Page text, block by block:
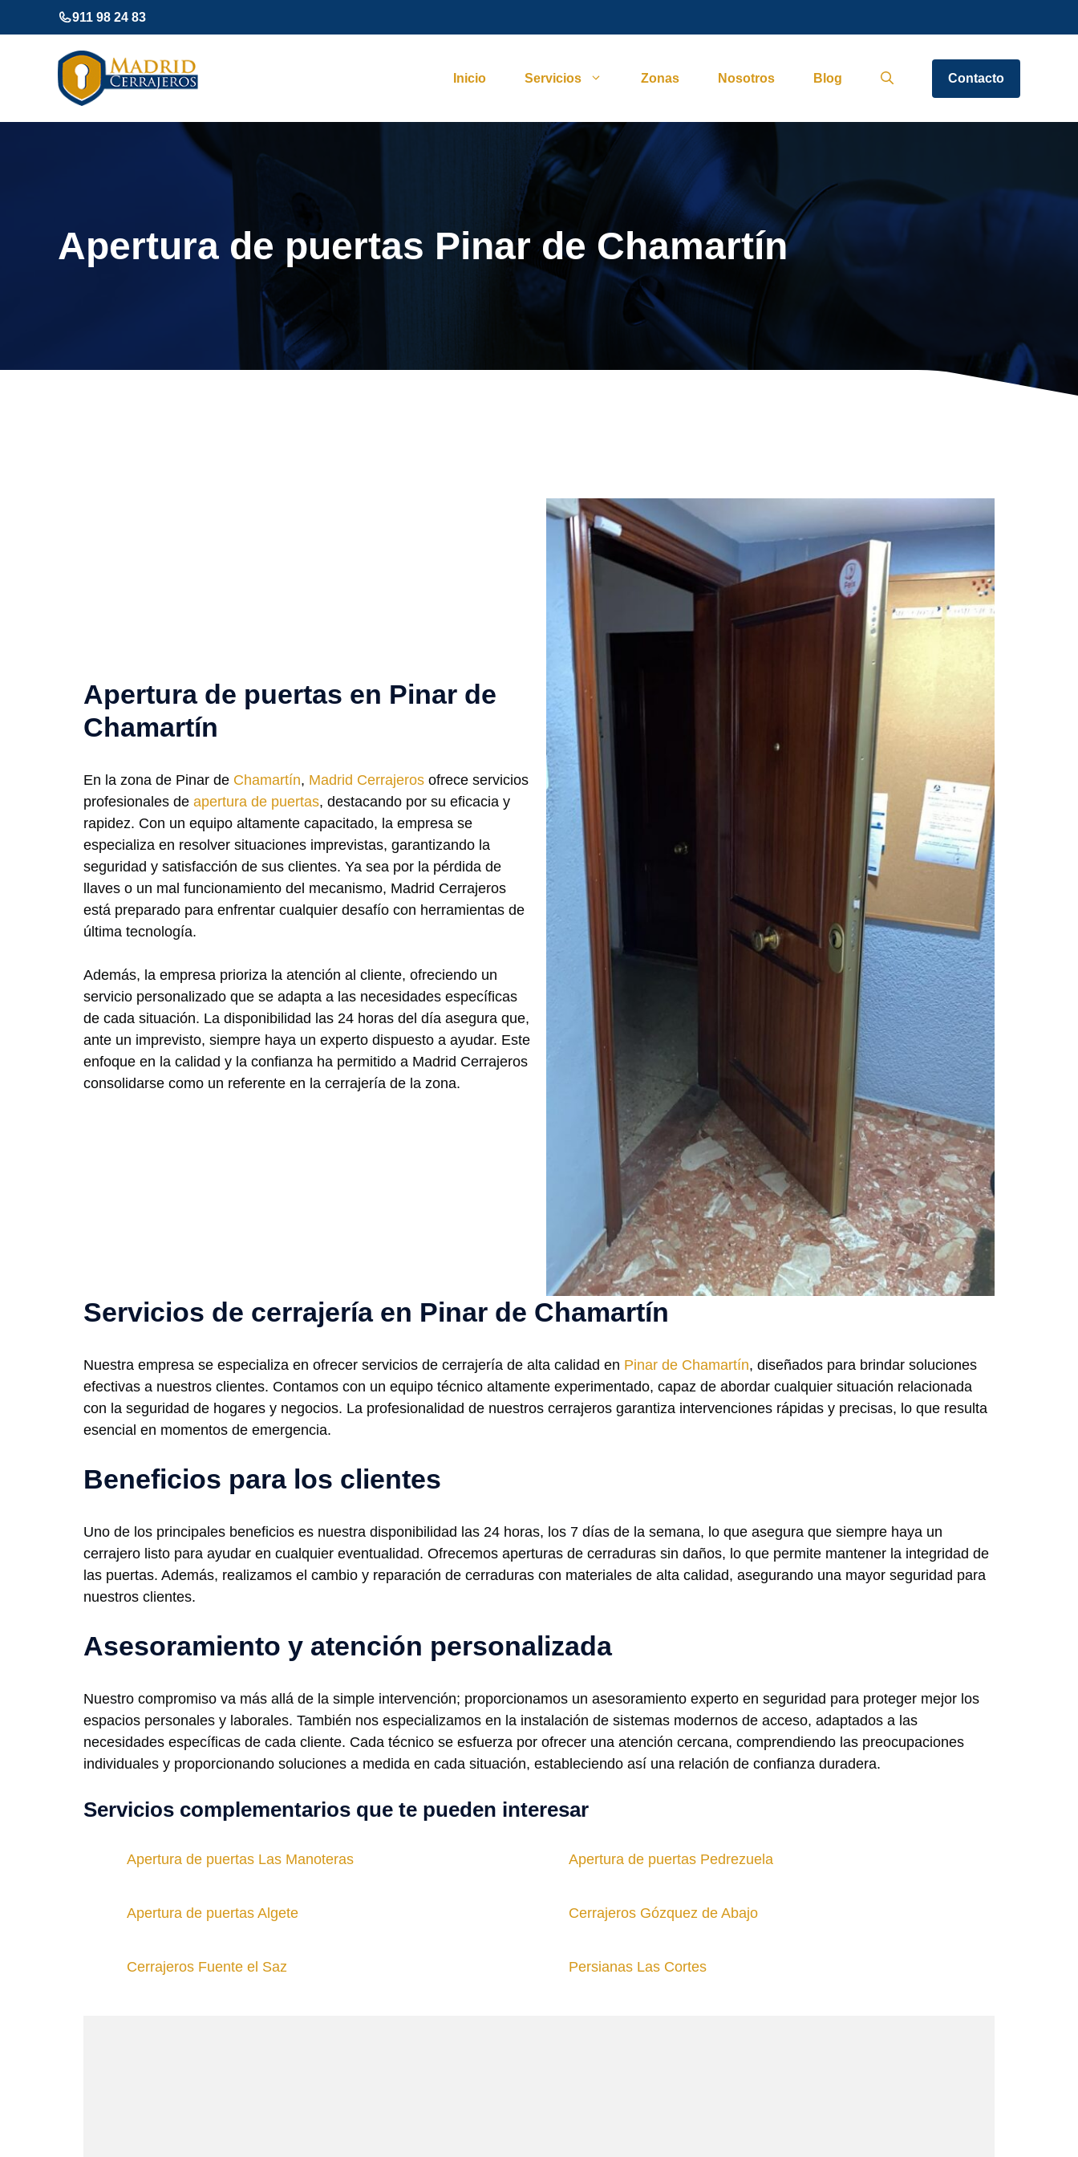
al
911 98 24 83
Inicio Servicios Zonas Nosotros Blog Contacto
Apertura de puertas Pinar de Chamartín
Apertura de puertas en Pinar de
Chamartín
En la zona de Pinar de Chamartín, Madrid Cerrajeros ofrece servicios
profesionales de apertura de puertas, destacando por su eficacia y
rapidez. Con un equipo altamente capacitado, la empresa se
especializa en resolver situaciones imprevistas, garantizando la
seguridad y satisfacción de sus clientes. Ya sea por la pérdida de
llaves o un mal funcionamiento del mecanismo, Madrid Cerrajeros
está preparado para enfrentar cualquier desafío con herramientas de
última tecnología.
Además, la empresa prioriza la atención al cliente, ofreciendo un
servicio personalizado que se adapta a las necesidades específicas
de cada situación. La disponibilidad las 24 horas del día asegura que,
ante un imprevisto, siempre haya un experto dispuesto a ayudar. Este
enfoque en la calidad y la confianza ha permitido a Madrid Cerrajeros
consolidarse como un referente en la cerrajería de la zona.
Servicios de cerrajería en Pinar de Chamartín
Nuestra empresa se especializa en ofrecer servicios de cerrajería de alta calidad en Pinar de Chamartín, diseñados para brindar soluciones
efectivas a nuestros clientes. Contamos con un equipo técnico altamente experimentado, capaz de abordar cualquier situación relacionada
con la seguridad de hogares y negocios. La profesionalidad de nuestros cerrajeros garantiza intervenciones rápidas y precisas, lo que resulta
esencial en momentos de emergencia.
Beneficios para los clientes
Uno de los principales beneficios es nuestra disponibilidad las 24 horas, los 7 días de la semana, lo que asegura que siempre haya un
cerrajero listo para ayudar en cualquier eventualidad. Ofrecemos aperturas de cerraduras sin daños, lo que permite mantener la integridad de
las puertas. Además, realizamos el cambio y reparación de cerraduras con materiales de alta calidad, asegurando una mayor seguridad para
nuestros clientes.
Asesoramiento y atención personalizada
Nuestro compromiso va más allá de la simple intervención; proporcionamos un asesoramiento experto en seguridad para proteger mejor los
espacios personales y laborales. También nos especializamos en la instalación de sistemas modernos de acceso, adaptados a las
necesidades específicas de cada cliente. Cada técnico se esfuerza por ofrecer una atención cercana, comprendiendo las preocupaciones
individuales y proporcionando soluciones a medida en cada situación, estableciendo así una relación de confianza duradera.
Servicios complementarios que te pueden interesar
Apertura de puertas Las Manoteras Apertura de puertas Pedrezuela
Apertura de puertas Algete Cerrajeros Gózquez de Abajo
Cerrajeros Fuente el Saz Persianas Las Cortes